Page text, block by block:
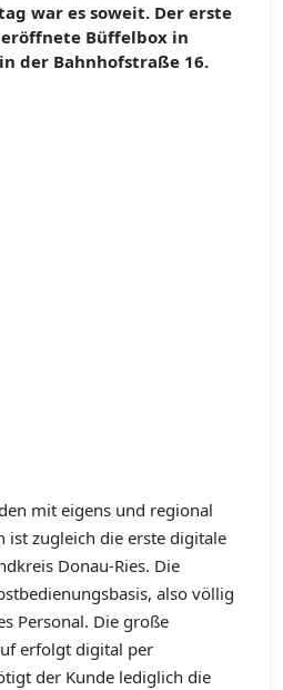
war es soweit. Der erste
Büffelbox in
der Bahnhofstraße 16.
mit eigens und regional
ist zugleich die erste digitale
Donau-Ries. Die
also völlig
Personal. Die große
erfolgt digital per
der Kunde lediglich die